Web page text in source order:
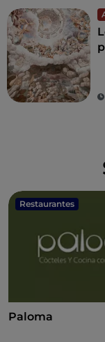
Restaurantes
Paloma